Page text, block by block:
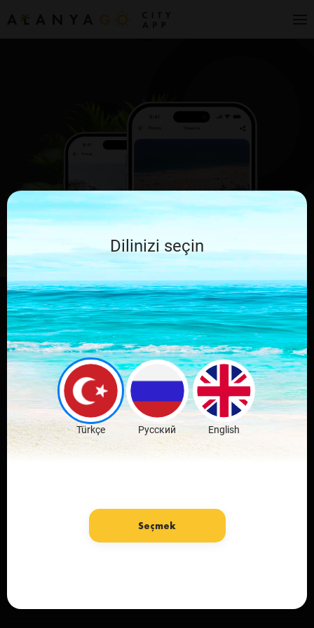
Оставляй
комментарии и
обсуждай новости
Скачать бесплатно
Dilinizi seçin
Türkçe Русский English
Seçmek